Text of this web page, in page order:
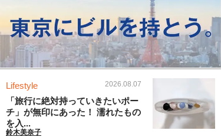
Lifestyle 2026.08.07
「旅行に絶対持っていきたいポー
チ」が無印にあった！ 濡れたもの
を入...
鈴木美奈子